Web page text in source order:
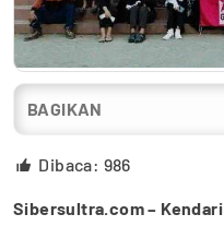
BAGIKAN
Dibaca: 986
Sibersultra.com – Kendari